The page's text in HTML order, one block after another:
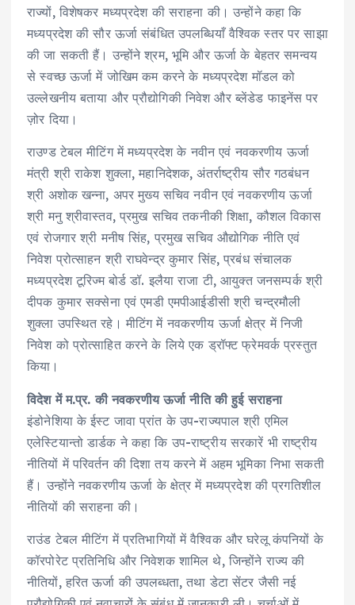
राज्यों, विशेषकर मध्यप्रदेश की सराहना की। उन्होंने कहा कि
मध्यप्रदेश की सौर ऊर्जा संबंधित उपलब्धियाँ वैश्विक स्तर पर साझा
की जा सकती हैं। उन्होंने श्रम, भूमि और ऊर्जा के बेहतर समन्वय
से स्वच्छ ऊर्जा में जोखिम कम करने के मध्यप्रदेश मॉडल को
उल्लेखनीय बताया और प्रौद्योगिकी निवेश और ब्लेंडेड फाइनेंस पर
ज़ोर दिया।
राउण्ड टेबल मीटिंग में मध्यप्रदेश के नवीन एवं नवकरणीय ऊर्जा
मंत्री श्री राकेश शुक्ला, महानिदेशक, अंतर्राष्ट्रीय सौर गठबंधन
श्री अशोक खन्ना, अपर मुख्य सचिव नवीन एवं नवकरणीय ऊर्जा
श्री मनु श्रीवास्तव, प्रमुख सचिव तकनीकी शिक्षा, कौशल विकास
एवं रोजगार श्री मनीष सिंह, प्रमुख सचिव औद्योगिक नीति एवं
निवेश प्रोत्साहन श्री राघवेन्द्र कुमार सिंह, प्रबंध संचालक
मध्यप्रदेश टूरिज्म बोर्ड डॉ. इलैया राजा टी, आयुक्त जनसम्पर्क श्री
दीपक कुमार सक्सेना एवं एमडी एमपीआईडीसी श्री चन्द्रमौली
शुक्ला उपस्थित रहे। मीटिंग में नवकरणीय ऊर्जा क्षेत्र में निजी
निवेश को प्रोत्साहित करने के लिये एक ड्रॉफ्ट फ्रेमवर्क प्रस्तुत
किया।
विदेश में म.प्र. की नवकरणीय ऊर्जा नीति की हुई सराहना
इंडोनेशिया के ईस्ट जावा प्रांत के उप-राज्यपाल श्री एमिल
एलेस्टियान्तो डार्डक ने कहा कि उप-राष्ट्रीय सरकारें भी राष्ट्रीय
नीतियों में परिवर्तन की दिशा तय करने में अहम भूमिका निभा सकती
हैं। उन्होंने नवकरणीय ऊर्जा के क्षेत्र में मध्यप्रदेश की प्रगतिशील
नीतियों की सराहना की।
राउंड टेबल मीटिंग में प्रतिभागियों में वैश्विक और घरेलू कंपनियों के
कॉरपोरेट प्रतिनिधि और निवेशक शामिल थे, जिन्होंने राज्य की
नीतियों, हरित ऊर्जा की उपलब्धता, तथा डेटा सेंटर जैसी नई